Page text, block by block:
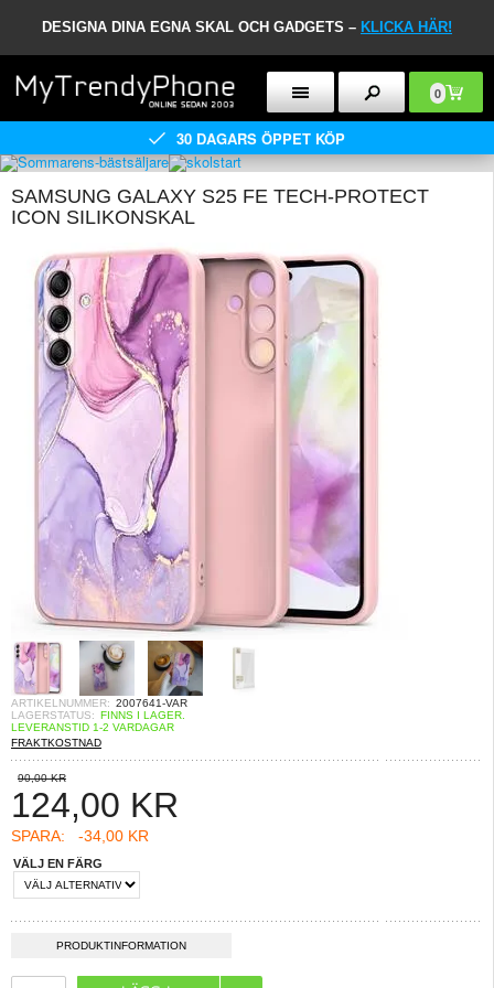
DESIGNA DINA EGNA SKAL OCH GADGETS – KLICKA HÄR!
0
30 DAGARS ÖPPET KÖP
SAMSUNG GALAXY S25 FE TECH-PROTECT
ICON SILIKONSKAL
ARTIKELNUMMER: 2007641-VAR
LAGERSTATUS: FINNS I LAGER.
LEVERANSTID 1-2 VARDAGAR
FRAKTKOSTNAD
90,00 KR
124,00 KR
SPARA: -34,00 KR
VÄLJ EN FÄRG
PRODUKTINFORMATION